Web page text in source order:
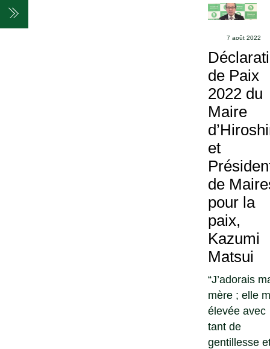
Skip
7 août 2022
de Paix
2022 du
Maire
et
de
pour la
paix,
Kazumi
Matsui
“J’adorais
mère ; elle
élevée avec
tant de
gentillesse